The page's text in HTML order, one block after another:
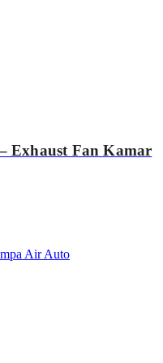
Exhaust Fan Kamar